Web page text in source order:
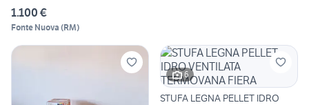
1.100 €
Fonte Nuova (RM)
6
STUFA LEGNA PELLET IDRO